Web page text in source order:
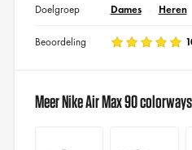
Doelgroep Dames Heren
Beoordeling
Meer Nike Air Max 90 colorways